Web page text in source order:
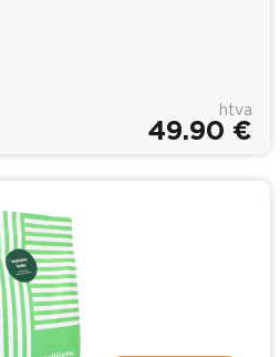
htva
49.90 €